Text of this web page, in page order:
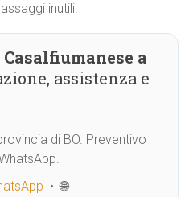
inutili.
a
assistenza e
di BO. Preventivo
• 🌐